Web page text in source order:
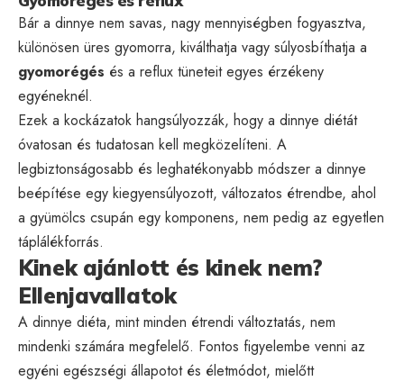
Bár a dinnye nem savas, nagy mennyiségben fogyasztva,
különösen üres gyomorra, kiválthatja vagy súlyosbíthatja a
gyomorégés és a reflux tüneteit egyes érzékeny
egyéneknél.
Ezek a kockázatok hangsúlyozzák, hogy a dinnye diétát
óvatosan és tudatosan kell megközelíteni. A
legbiztonságosabb és leghatékonyabb módszer a dinnye
beépítése egy kiegyensúlyozott, változatos étrendbe, ahol
a gyümölcs csupán egy komponens, nem pedig az egyetlen
táplálékforrás.
Kinek ajánlott és kinek nem?
Ellenjavallatok
A dinnye diéta, mint minden étrendi változtatás, nem
mindenki számára megfelelő. Fontos figyelembe venni az
egyéni egészségi állapotot és életmódot, mielőtt